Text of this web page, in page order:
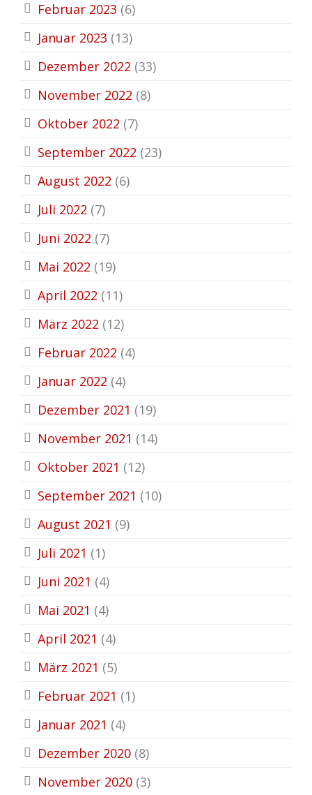
Februar 2023 (6)
Januar 2023 (13)
Dezember 2022 (33)
November 2022 (8)
Oktober 2022 (7)
September 2022 (23)
August 2022 (6)
Juli 2022 (7)
Juni 2022 (7)
Mai 2022 (19)
April 2022 (11)
März 2022 (12)
Februar 2022 (4)
Januar 2022 (4)
Dezember 2021 (19)
November 2021 (14)
Oktober 2021 (12)
September 2021 (10)
August 2021 (9)
Juli 2021 (1)
Juni 2021 (4)
Mai 2021 (4)
April 2021 (4)
März 2021 (5)
Februar 2021 (1)
Januar 2021 (4)
Dezember 2020 (8)
November 2020 (3)